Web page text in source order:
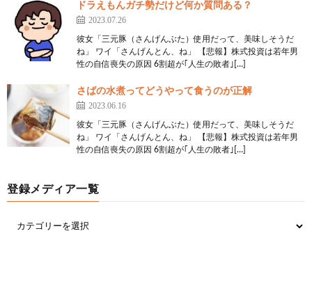
ドラえもんガチ勢だけど何か質問ある？
2023.07.26
彼女「三元豚（さんげんぶた）使用だって、美味しそうだ
ね」 ワイ「さんげんとん、ね」 【悲報】株式投資は若年男
性の自信喪失の原因 6割超が｢人生の敗者｣[…]
さばの水煮ってどうやって食うのが正解
2023.06.16
彼女「三元豚（さんげんぶた）使用だって、美味しそうだ
ね」 ワイ「さんげんとん、ね」 【悲報】株式投資は若年男
性の自信喪失の原因 6割超が｢人生の敗者｣[…]
登録メディア一覧